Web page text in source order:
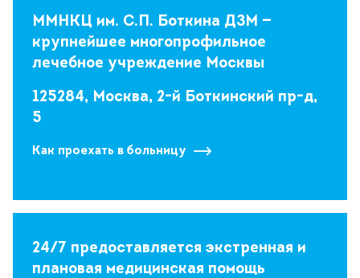
ММНКЦ им. С.П. Боткина ДЗМ —
крупнейшее многопрофильное
лечебное учреждение Москвы
125284, Москва, 2-й Боткинский пр-д,
5
Как проехать в больницу
24/7 предоставляется экстренная и
плановая медицинская помощь